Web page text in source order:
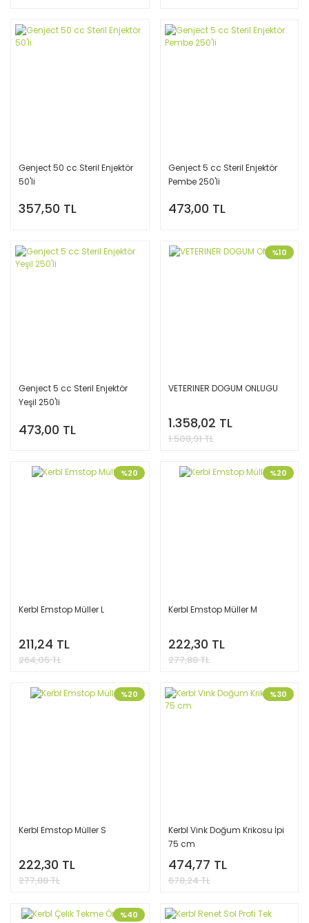
Genject 50 cc Steril Enjektör
50'li
357,50 TL
Genject 5 cc Steril Enjektör
Pembe 250'li
473,00 TL
Genject 5 cc Steril Enjektör
Yeşil 250'li
473,00 TL
%10
VETERINER DOGUM ONLUGU
1.358,02 TL
1.508,91 TL
%20
Kerbl Emstop Müller L
211,24 TL
264,05 TL
%20
Kerbl Emstop Müller M
222,30 TL
277,88 TL
%20
Kerbl Emstop Müller S
222,30 TL
277,88 TL
%30
Kerbl Vink Doğum Krikosu İpi
75 cm
474,77 TL
678,24 TL
%40